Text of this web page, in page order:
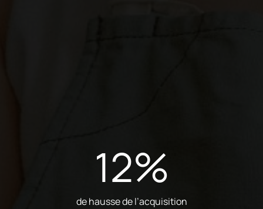
12%
de hausse de l’acquisition